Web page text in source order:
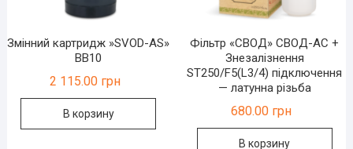
Змінний картридж »SVOD-AS»
ВВ10
2 115.00 грн
В корзину
Фільтр «СВОД» СВОД-АС +
Знезалізнення
ST250/F5(L3/4) підключення
— латунна різьба
680.00 грн
В корзину